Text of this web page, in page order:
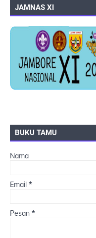
JAMNAS XI
BUKU TAMU
Nama
Email *
Pesan *